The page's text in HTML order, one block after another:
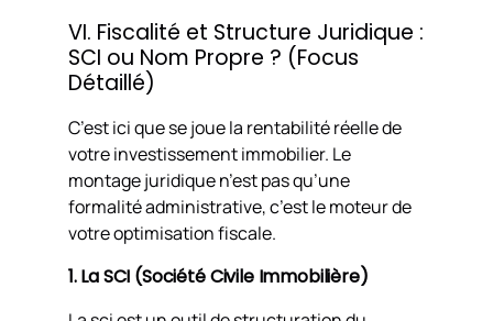
VI. Fiscalité et Structure Juridique :
SCI ou Nom Propre ? (Focus
Détaillé)
C’est ici que se joue la rentabilité réelle de
votre investissement immobilier. Le
montage juridique n’est pas qu’une
formalité administrative, c’est le moteur de
votre optimisation fiscale.
1. La SCI (Société Civile Immobilière)